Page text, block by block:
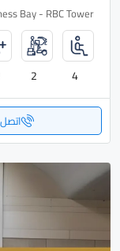
Bay - RBC Tower
4
2
اتصل